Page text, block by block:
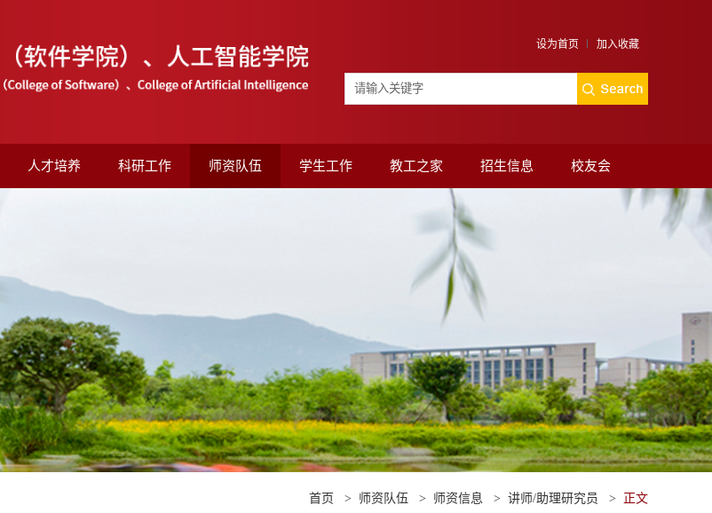
设为首页 加入收藏
人才培养 科研工作 师资队伍 学生工作 教工之家 招生信息 校友会
首页 > 师资队伍 > 师资信息 > 讲师/助理研究员 > 正文